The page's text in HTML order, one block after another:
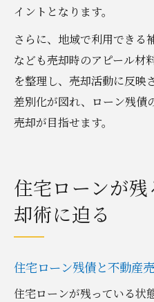
イントとなります。
さらに、地域で利用できる
なども売却時のアピール材
を整理し、売却活動に反映
差別化が図れ、ローン残債
売却が目指せます。
住宅ローンが
却術に迫る
住宅ローン残債と不動産
住宅ローンが残っている状